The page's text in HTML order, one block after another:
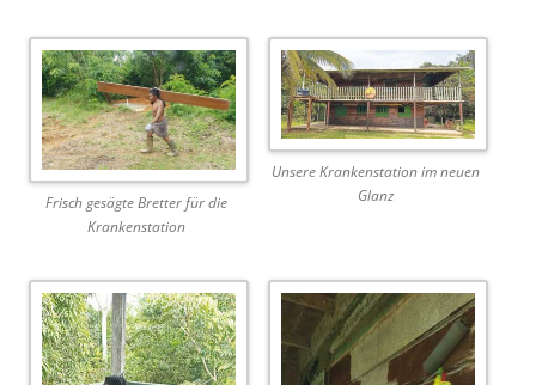
Frisch gesägte Bretter für die
Krankenstation
Unsere Krankenstation im neuen
Glanz